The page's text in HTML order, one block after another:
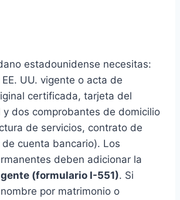
estadounidense necesitas:
UU. vigente o acta de
certificada, tarjeta del
y dos comprobantes de domicilio
de servicios, contrato de
cuenta bancario). Los
deben adicionar la
(formulario I-551). Si
por matrimonio o